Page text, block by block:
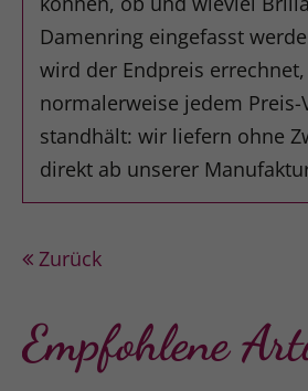
Damenring eingefasst
wird der Endpreis
normalerweise jedem Preis-
standhält: wir liefern ohne
direkt ab unserer
Zurück
Empfohlene